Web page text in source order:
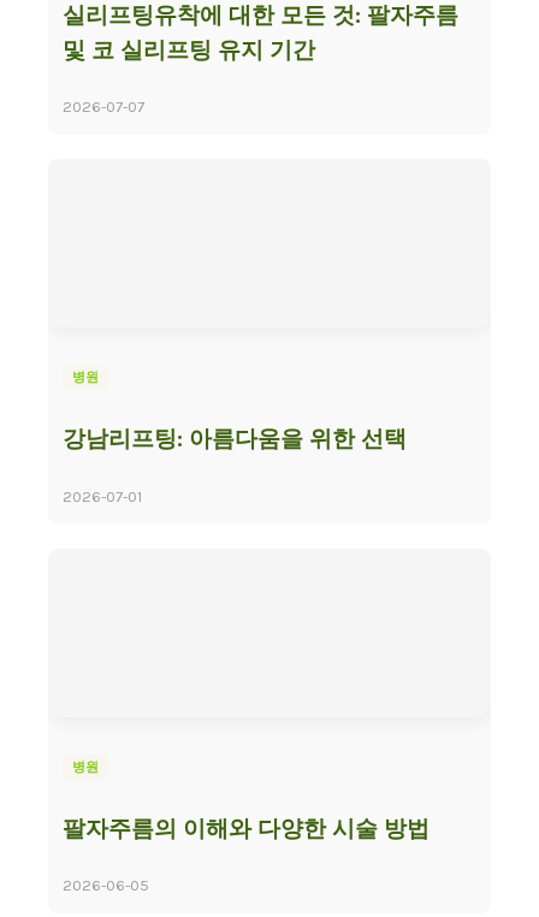
실리프팅유착에 대한 모든 것: 팔자주름
및 코 실리프팅 유지 기간
2026-07-07
병원
강남리프팅: 아름다움을 위한 선택
2026-07-01
병원
팔자주름의 이해와 다양한 시술 방법
2026-06-05